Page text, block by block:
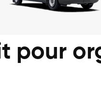
pour